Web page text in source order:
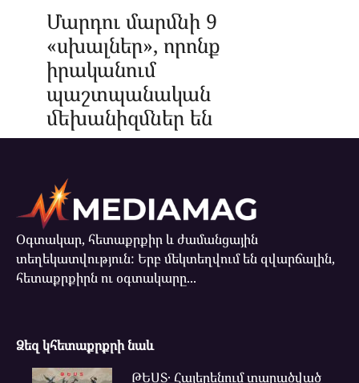
Մարդու մարմնի 9
«սխալներ», որոնք
իրականում
պաշտպանական
մեխանիզմներ են
Օգտակար, հետաքրքիր և ժամանցային
տեղեկատվություն: Երբ մեկտեղվում են զվարճալին,
հետաքրքիրն ու օգտակարը...
Ձեզ կհետաքրքրի նաև
ԹԵՍՏ․ Հայերենում տարածված